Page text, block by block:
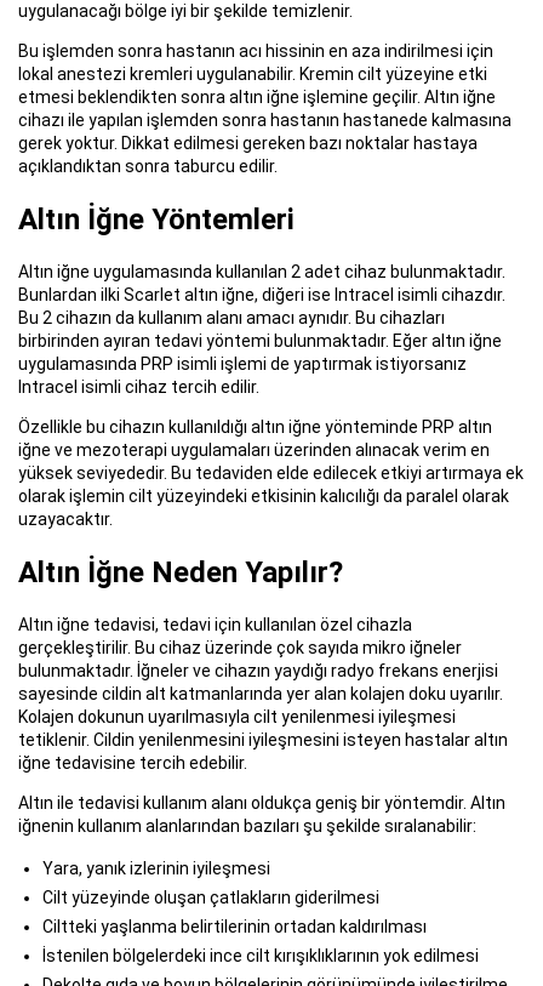
uygulanacağı bölge iyi bir şekilde temizlenir.
Bu işlemden sonra hastanın acı hissinin en aza indirilmesi için
lokal anestezi kremleri uygulanabilir. Kremin cilt yüzeyine etki
etmesi beklendikten sonra altın iğne işlemine geçilir. Altın iğne
cihazı ile yapılan işlemden sonra hastanın hastanede kalmasına
gerek yoktur. Dikkat edilmesi gereken bazı noktalar hastaya
açıklandıktan sonra taburcu edilir.
Altın İğne Yöntemleri
Altın iğne uygulamasında kullanılan 2 adet cihaz bulunmaktadır.
Bunlardan ilki Scarlet altın iğne, diğeri ise Intracel isimli cihazdır.
Bu 2 cihazın da kullanım alanı amacı aynıdır. Bu cihazları
birbirinden ayıran tedavi yöntemi bulunmaktadır. Eğer altın iğne
uygulamasında PRP isimli işlemi de yaptırmak istiyorsanız
Intracel isimli cihaz tercih edilir.
Özellikle bu cihazın kullanıldığı altın iğne yönteminde PRP altın
iğne ve mezoterapi uygulamaları üzerinden alınacak verim en
yüksek seviyededir. Bu tedaviden elde edilecek etkiyi artırmaya ek
olarak işlemin cilt yüzeyindeki etkisinin kalıcılığı da paralel olarak
uzayacaktır.
Altın İğne Neden Yapılır?
Altın iğne tedavisi, tedavi için kullanılan özel cihazla
gerçekleştirilir. Bu cihaz üzerinde çok sayıda mikro iğneler
bulunmaktadır. İğneler ve cihazın yaydığı radyo frekans enerjisi
sayesinde cildin alt katmanlarında yer alan kolajen doku uyarılır.
Kolajen dokunun uyarılmasıyla cilt yenilenmesi iyileşmesi
tetiklenir. Cildin yenilenmesini iyileşmesini isteyen hastalar altın
iğne tedavisine tercih edebilir.
Altın ile tedavisi kullanım alanı oldukça geniş bir yöntemdir. Altın
iğnenin kullanım alanlarından bazıları şu şekilde sıralanabilir:
Yara, yanık izlerinin iyileşmesi
Cilt yüzeyinde oluşan çatlakların giderilmesi
Ciltteki yaşlanma belirtilerinin ortadan kaldırılması
İstenilen bölgelerdeki ince cilt kırışıklıklarının yok edilmesi